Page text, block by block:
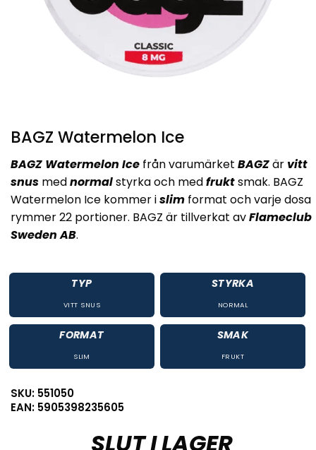
BAGZ Watermelon Ice
BAGZ Watermelon Ice från varumärket BAGZär vitt
snus mednormalstyrka och medfruktsmak. BAGZ
Watermelon Ice kommer islim format och varje dosa
rymmer 22 portioner. BAGZ är tillverkat avFlameclub
Sweden AB.
TYP
VITT SNUS
STYRKA
NORMAL
FORMAT
SLIM
SMAK
FRUKT
SKU: 551050
EAN: 5905398235605
SLUT I LAGER